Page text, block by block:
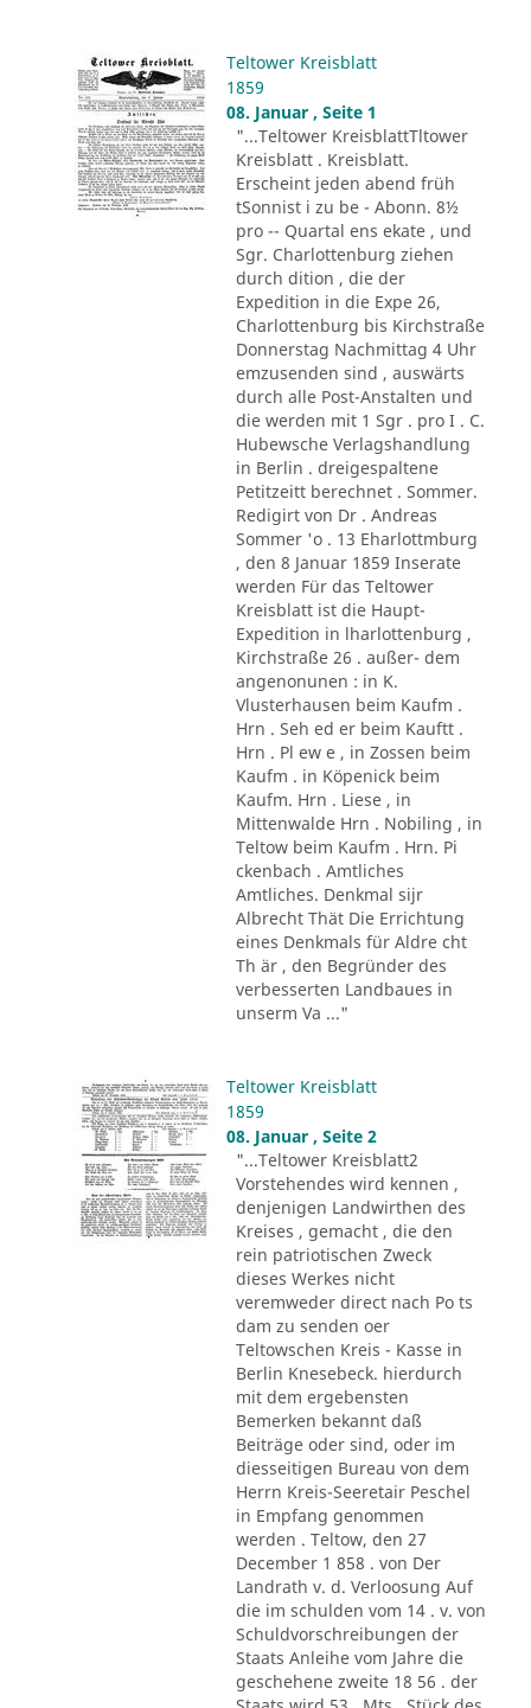
Teltower Kreisblatt
1859
08. Januar , Seite 1
"...Teltower KreisblattTltower
Kreisblatt . Kreisblatt.
Erscheint jeden abend früh
tSonnist i zu be - Abonn. 8½
pro -- Quartal ens ekate , und
Sgr. Charlottenburg ziehen
durch dition , die der
Expedition in die Expe 26,
Charlottenburg bis Kirchstraße
Donnerstag Nachmittag 4 Uhr
emzusenden sind , auswärts
durch alle Post-Anstalten und
die werden mit 1 Sgr . pro I . C.
Hubewsche Verlagshandlung
in Berlin . dreigespaltene
Petitzeitt berechnet . Sommer.
Redigirt von Dr . Andreas
Sommer 'o . 13 Eharlottmburg
, den 8 Januar 1859 Inserate
werden Für das Teltower
Kreisblatt ist die Haupt-
Expedition in lharlottenburg ,
Kirchstraße 26 . außer- dem
angenonunen : in K.
Vlusterhausen beim Kaufm .
Hrn . Seh ed er beim Kauftt .
Hrn . Pl ew e , in Zossen beim
Kaufm . in Köpenick beim
Kaufm. Hrn . Liese , in
Mittenwalde Hrn . Nobiling , in
Teltow beim Kaufm . Hrn. Pi
ckenbach . Amtliches
Amtliches. Denkmal sijr
Albrecht Thät Die Errichtung
eines Denkmals für Aldre cht
Th är , den Begründer des
verbesserten Landbaues in
unserm Va ..."
Teltower Kreisblatt
1859
08. Januar , Seite 2
"...Teltower Kreisblatt2
Vorstehendes wird kennen ,
denjenigen Landwirthen des
Kreises , gemacht , die den
rein patriotischen Zweck
dieses Werkes nicht
veremweder direct nach Po ts
dam zu senden oer
Teltowschen Kreis - Kasse in
Berlin Knesebeck. hierdurch
mit dem ergebensten
Bemerken bekannt daß
Beiträge oder sind, oder im
diesseitigen Bureau von dem
Herrn Kreis-Seeretair Peschel
in Empfang genommen
werden . Teltow, den 27
December 1 858 . von Der
Landrath v. d. Verloosung Auf
die im schulden vom 14 . v. von
Schuldvorschreibungen der
Staats Anleihe vom Jahre die
geschehene zweite 18 56 . der